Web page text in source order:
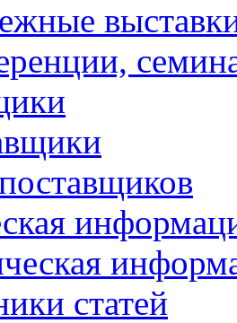
статей